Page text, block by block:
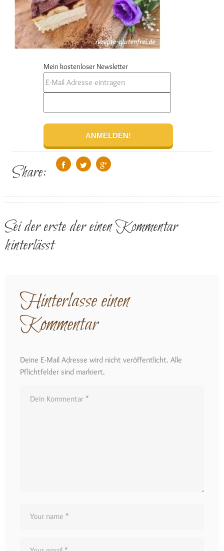
Mein kostenloser Newsletter
Share:
Sei der erste der einen Kommentar
hinterlässt
Hinterlasse einen
Kommentar
Deine E-Mail Adresse wird nicht veröffentlicht. Alle
Pflichtfelder sind markiert.